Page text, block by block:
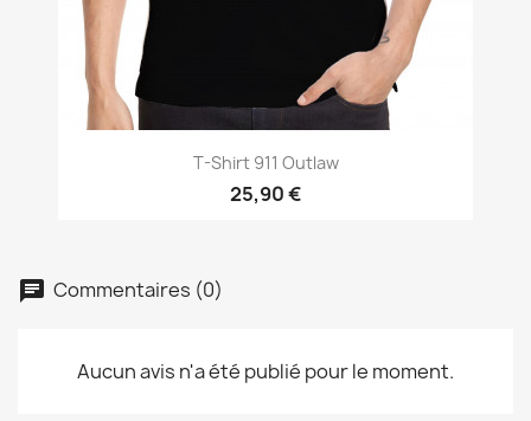
T-Shirt 911 Outlaw
25,90 €
Commentaires (0)
Aucun avis n'a été publié pour le moment.